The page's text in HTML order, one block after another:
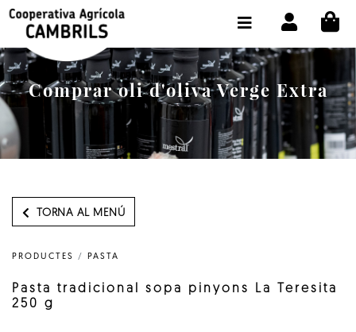
Comprar oli d'oliva Verge Extra
TORNA AL MENÚ
PRODUCTES / PASTA
Pasta tradicional sopa pinyons La Teresita
250 g
BOTIGA COMPRA ONLINE
LA COOPERATIVA
OLEOTOUR
PRODUCTES
EL NOSTRE OLI
SELECCIONAR IDIOMA: CAT